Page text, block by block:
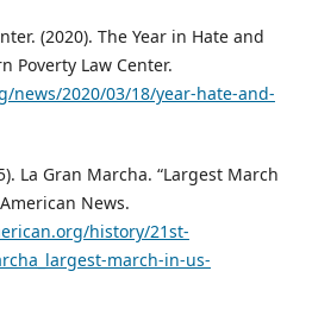
(2020). The Year in Hate and
Poverty Law Center.
news/2020/03/18/year-hate-and-
La Gran Marcha. “Largest March
News.
history/21st-
march-in-us-